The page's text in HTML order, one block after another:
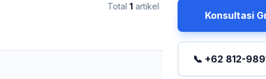
Konsultasi
📞 +62 812-
Total 1 artikel